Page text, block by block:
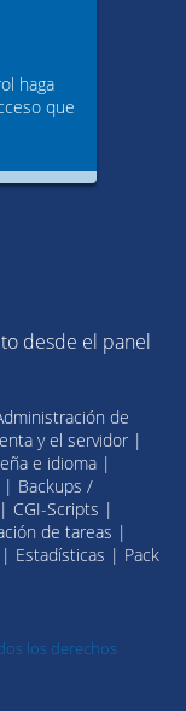
haga
que
desde el panel
de
y el servidor |
e idioma |
| Backups /
CGI-Scripts |
de tareas |
Estadísticas | Pack
los derechos